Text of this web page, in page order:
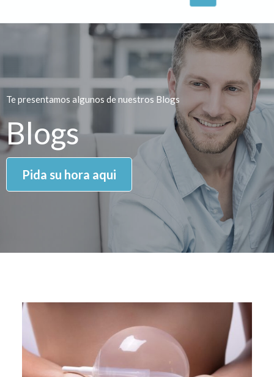
Te presentamos algunos de nuestros Blogs
Blogs
Pida su hora aqui